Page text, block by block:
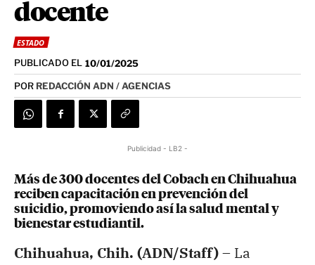
docente
ESTADO
PUBLICADO EL 10/01/2025
POR REDACCIÓN ADN / AGENCIAS
Publicidad - LB2 -
Más de 300 docentes del Cobach en Chihuahua
reciben capacitación en prevención del
suicidio, promoviendo así la salud mental y
bienestar estudiantil.
Chihuahua, Chih. (ADN/Staff) – La